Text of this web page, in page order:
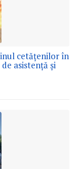
cetățenilor în
asistență și